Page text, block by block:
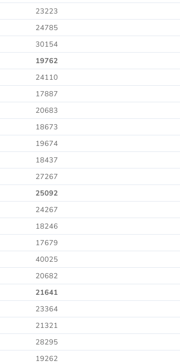
23223
24785
30154
19762
24110
17887
20683
18673
19674
18437
27267
25092
24267
18246
17679
40025
20682
21641
23364
21321
28295
19262